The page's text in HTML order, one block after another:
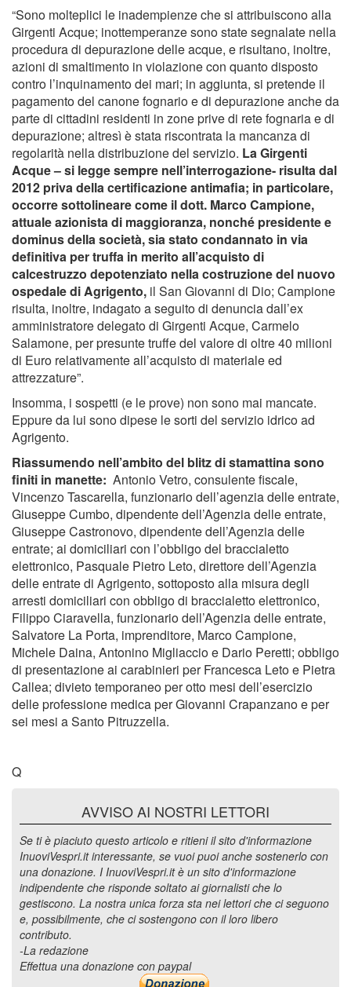
“Sono molteplici le inadempienze che si attribuiscono alla
Girgenti Acque; inottemperanze sono state segnalate nella
procedura di depurazione delle acque, e risultano, inoltre,
azioni di smaltimento in violazione con quanto disposto
contro l’inquinamento dei mari; in aggiunta, si pretende il
pagamento del canone fognario e di depurazione anche da
parte di cittadini residenti in zone prive di rete fognaria e di
depurazione; altresì è stata riscontrata la mancanza di
regolarità nella distribuzione del servizio. La Girgenti
Acque – si legge sempre nell’interrogazione- risulta dal
2012 priva della certificazione antimafia; in particolare,
occorre sottolineare come il dott. Marco Campione,
attuale azionista di maggioranza, nonché presidente e
dominus della società, sia stato condannato in via
definitiva per truffa in merito all’acquisto di
calcestruzzo depotenziato nella costruzione del nuovo
ospedale di Agrigento, il San Giovanni di Dio; Campione
risulta, inoltre, indagato a seguito di denuncia dall’ex
amministratore delegato di Girgenti Acque, Carmelo
Salamone, per presunte truffe del valore di oltre 40 milioni
di Euro relativamente all’acquisto di materiale ed
attrezzature”.
Insomma, i sospetti (e le prove) non sono mai mancate.
Eppure da lui sono dipese le sorti del servizio idrico ad
Agrigento.
Riassumendo nell’ambito del blitz di stamattina sono
finiti in manette: Antonio Vetro, consulente fiscale,
Vincenzo Tascarella, funzionario dell’agenzia delle entrate,
Giuseppe Cumbo, dipendente dell’Agenzia delle entrate,
Giuseppe Castronovo, dipendente dell’Agenzia delle
entrate; ai domiciliari con l’obbligo del braccialetto
elettronico, Pasquale Pietro Leto, direttore dell’Agenzia
delle entrate di Agrigento, sottoposto alla misura degli
arresti domiciliari con obbligo di braccialetto elettronico,
Filippo Ciaravella, funzionario dell’Agenzia delle entrate,
Salvatore La Porta, imprenditore, Marco Campione,
Michele Daina, Antonino Migliaccio e Dario Peretti; obbligo
di presentazione ai carabinieri per Francesca Leto e Pietra
Callea; divieto temporaneo per otto mesi dell’esercizio
delle professione medica per Giovanni Crapanzano e per
sei mesi a Santo Pitruzzella.
Q
AVVISO AI NOSTRI LETTORI
Se ti è piaciuto questo articolo e ritieni il sito d'informazione
InuoviVespri.it interessante, se vuoi puoi anche sostenerlo con
una donazione. I InuoviVespri.it è un sito d'informazione
indipendente che risponde soltato ai giornalisti che lo
gestiscono. La nostra unica forza sta nei lettori che ci seguono
e, possibilmente, che ci sostengono con il loro libero
contributo.
-La redazione
Effettua una donazione con paypal